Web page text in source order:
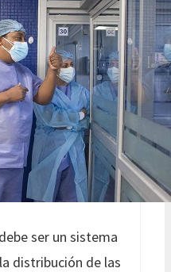
ser un sistema
distribución de las